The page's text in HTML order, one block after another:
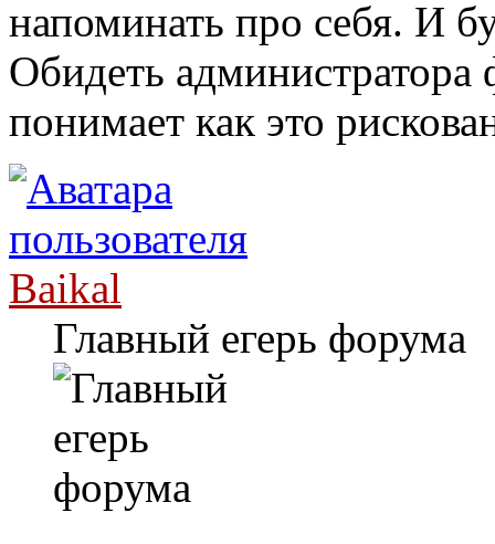
напоминать про себя. И
Обидеть
понимает как это
Baikal
Главный егерь форума